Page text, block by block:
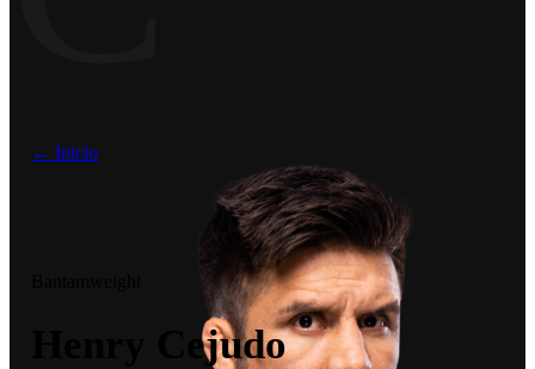
← Inicio
Henry Cejudo